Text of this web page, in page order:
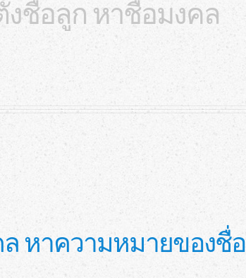
ชื่อลูก หาชื่อมงคล
หาความหมายของชื่อ